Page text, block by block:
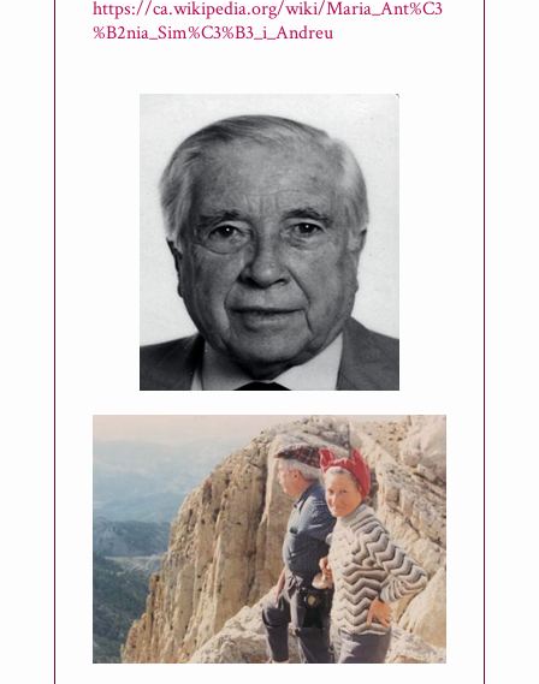
https://ca.wikipedia.org/wiki/Maria_Ant%C3
%B2nia_Sim%C3%B3_i_Andreu